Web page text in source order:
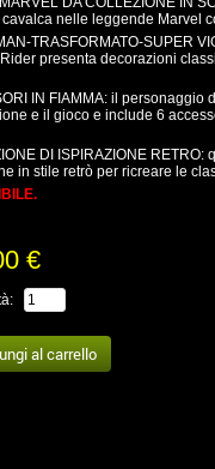
nelle leggende Marvel
TRASFORMATO-SUPER
presenta decorazioni
IN FIAMMA: il personaggio
e il gioco e include 6
DI ISPIRAZIONE
in stile retrò per ricreare le
€